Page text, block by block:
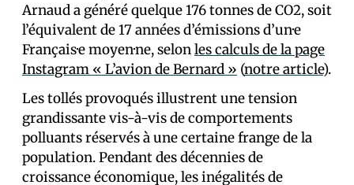
Arnaud a généré quelque 176 tonnes de CO2, soit
l’équivalent de 17 années d’émissions d’un·e
Français·e moyen·ne, selonles calculs de la page
Instagram « L’avion de Bernard » (notre article).
Les tollés provoqués illustrent une tension
grandissante vis-à-vis de comportements
polluants réservés à une certaine frange de la
population. Pendant des décennies de
croissance économique, les inégalités de